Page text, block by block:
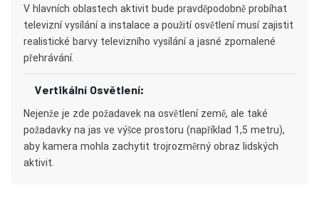
V hlavních oblastech aktivit bude pravděpodobně probíhat
televizní vysílání a instalace a použití osvětlení musí zajistit
realistické barvy televizního vysílání a jasné zpomalené
přehrávání.
Vertikální Osvětlení:
Nejenže je zde požadavek na osvětlení země, ale také
požadavky na jas ve výšce prostoru (například 1,5 metru),
aby kamera mohla zachytit trojrozměrný obraz lidských
aktivit.